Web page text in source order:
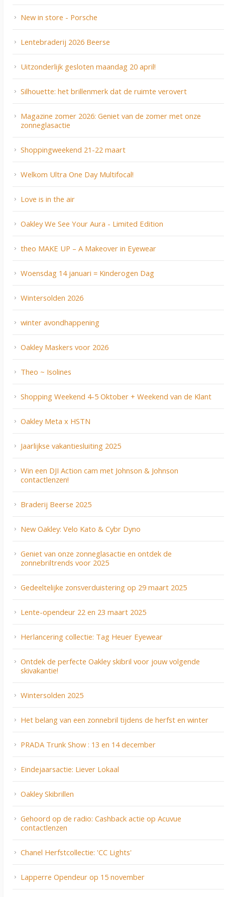
New in store - Porsche
Lentebraderij 2026 Beerse
Uitzonderlijk gesloten maandag 20 april!
Silhouette: het brillenmerk dat de ruimte verovert
Magazine zomer 2026: Geniet van de zomer met onze
zonneglasactie
Shoppingweekend 21-22 maart
Welkom Ultra One Day Multifocal!
Love is in the air
Oakley We See Your Aura - Limited Edition
theo MAKE UP – A Makeover in Eyewear
Woensdag 14 januari = Kinderogen Dag
Wintersolden 2026
winter avondhappening
Oakley Maskers voor 2026
Theo ~ Isolines
Shopping Weekend 4-5 Oktober + Weekend van de Klant
Oakley Meta x HSTN
Jaarlijkse vakantiesluiting 2025
Win een DJI Action cam met Johnson & Johnson
contactlenzen!
Braderij Beerse 2025
New Oakley: Velo Kato & Cybr Dyno
Geniet van onze zonneglasactie en ontdek de
zonnebriltrends voor 2025
Gedeeltelijke zonsverduistering op 29 maart 2025
Lente-opendeur 22 en 23 maart 2025
Herlancering collectie: Tag Heuer Eyewear
Ontdek de perfecte Oakley skibril voor jouw volgende
skivakantie!
Wintersolden 2025
Het belang van een zonnebril tijdens de herfst en winter
PRADA Trunk Show : 13 en 14 december
Eindejaarsactie: Liever Lokaal
Oakley Skibrillen
Gehoord op de radio: Cashback actie op Acuvue
contactlenzen
Chanel Herfstcollectie: 'CC Lights'
Lapperre Opendeur op 15 november